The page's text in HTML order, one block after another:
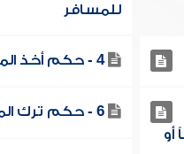
للمسافر
4 - حكم أخذ المسلم من مهر موليته شيئاً
أو
6 - حكم ترك المسافر صلاة الجماعة